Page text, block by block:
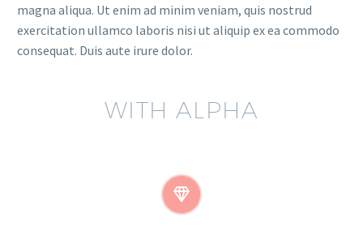
magna aliqua. Ut enim ad minim veniam, quis nostrud
exercitation ullamco laboris nisi ut aliquip ex ea commodo
consequat. Duis aute irure dolor.
WITH ALPHA

